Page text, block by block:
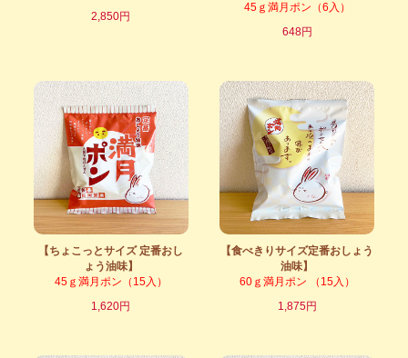
2,850円
45ｇ満月ポン（6入）
648円
【ちょこっとサイズ 定番おし
ょう油味】
45ｇ満月ポン（15入）
1,620円
【食べきりサイズ定番おしょう
油味】
60ｇ満月ポン （15入）
1,875円